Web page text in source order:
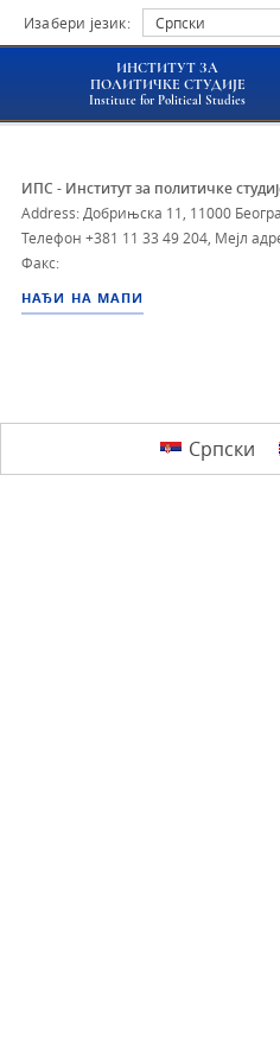
Изабери језик: Српски
ИНСТИТУТ ЗА
ПОЛИТИЧКЕ СТУДИЈЕ
Institute for Political Studies
ИПС - Институт за политичке
Address: Добрињска 11, 11000
Телефон +381 11 33 49 204 Мејл
Факс:
НАЂИ НА МАПИ
Српски